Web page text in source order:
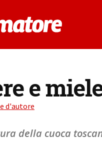
e
d'autore
della cuoca